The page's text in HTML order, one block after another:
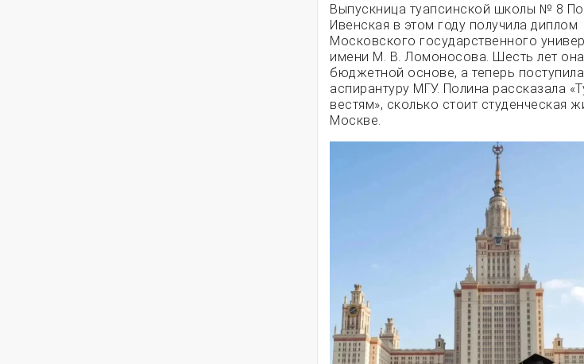
Выпускница туапсинской школы № 8
Ивенская в этом году получила диплом
Московского государственного
имени М. В. Ломоносова. Шесть лет она
бюджетной основе, а теперь
аспирантуру МГУ. Полина рассказала
вестям», сколько стоит студенческая
Москве.